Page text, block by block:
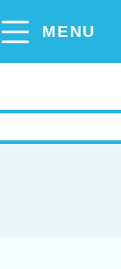
MENU